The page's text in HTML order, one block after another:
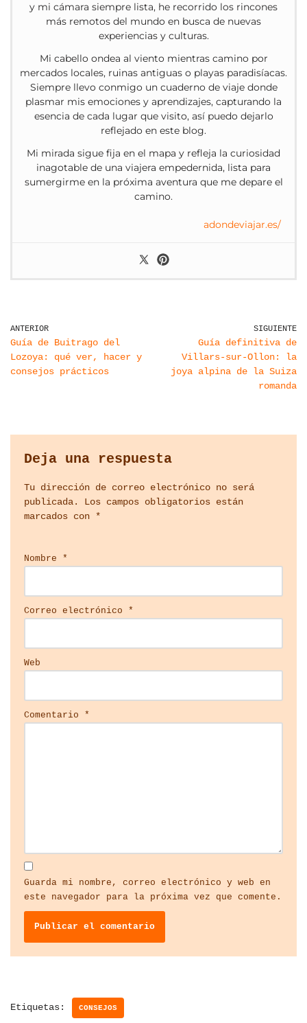
y mi cámara siempre lista, he recorrido los rincones
más remotos del mundo en busca de nuevas
experiencias y culturas.
Mi cabello ondea al viento mientras camino por
mercados locales, ruinas antiguas o playas paradisíacas.
Siempre llevo conmigo un cuaderno de viaje donde
plasmar mis emociones y aprendizajes, capturando la
esencia de cada lugar que visito, así puedo dejarlo
reflejado en este blog.
Mi mirada sigue fija en el mapa y refleja la curiosidad
inagotable de una viajera empedernida, lista para
sumergirme en la próxima aventura que me depare el
camino.
adondeviajar.es/
ANTERIOR
Guía de Buitrago del
Lozoya: qué ver, hacer y
consejos prácticos
SIGUIENTE
Guía definitiva de
Villars-sur-Ollon: la
joya alpina de la Suiza
romanda
Deja una respuesta
Tu dirección de correo electrónico no será
publicada.
Los campos obligatorios están
marcados con *
Nombre *
Correo electrónico *
Web
Comentario *
Guarda mi nombre, correo electrónico y web en
este navegador para la próxima vez que comente.
Etiquetas: CONSEJOS